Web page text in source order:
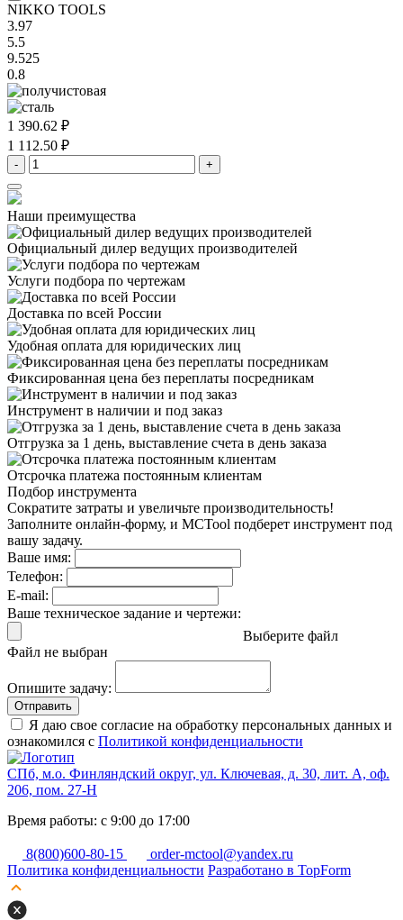
NIKKO TOOLS
3.97
5.5
9.525
0.8
1 390.62 ₽
1 112.50 ₽
- +
Наши преимущества
Официальный дилер ведущих производителей
Услуги подбора по чертежам
Доставка по всей России
Удобная оплата для юридических лиц
Фиксированная цена без переплаты посредникам
Инструмент в наличии и под заказ
Отгрузка за 1 день, выставление счета в день заказа
Отсрочка платежа постоянным клиентам
Подбор инструмента
Сократите затраты и увеличьте производительность!
Заполните онлайн-форму, и MCTool подберет инструмент под
вашу задачу.
Ваше имя:
Телефон:
E-mail:
Ваше техническое задание и чертежи:
Выберите файл
Файл не выбран
Опишите задачу:
Отправить
Я даю свое согласие на обработку персональных данных и
ознакомился с Политикой конфиденциальности
СПб, м.о. Финляндский округ, ул. Ключевая, д. 30, лит. А, оф.
206, пом. 27-Н
Время работы: с 9:00 до 17:00
8(800)600-80-15
order-mctool@yandex.ru
Политика конфиденциальности Разработано в TopForm